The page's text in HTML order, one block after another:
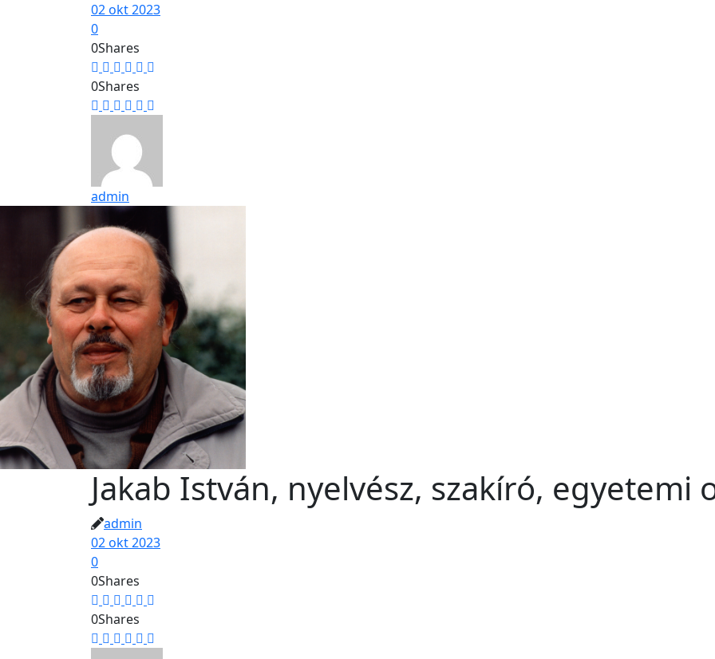
02 okt 2023
0
0Shares
0Shares
admin
Jakab István, nyelvész, szakíró, egyetemi
admin
02 okt 2023
0
0Shares
0Shares